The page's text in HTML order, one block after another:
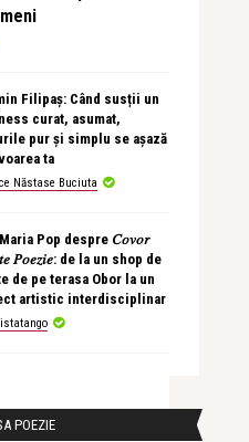
Filipaș: Când susții un
curat, asumat,
pur și simplu se așază
ta
Năstase Buciuta
Pop despre 𝐶𝑜𝑣𝑜𝑟
𝑃𝑜𝑒𝑧𝑖𝑒: de la un shop de
de pe terasa Obor la un
artistic interdisciplinar
POEZIE